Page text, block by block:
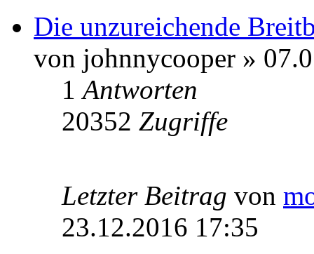
Die unzureichende
von johnnycooper »
1Antworten
20352 Zugriffe
Letzter Beitrag von
23.12.2016 17:35